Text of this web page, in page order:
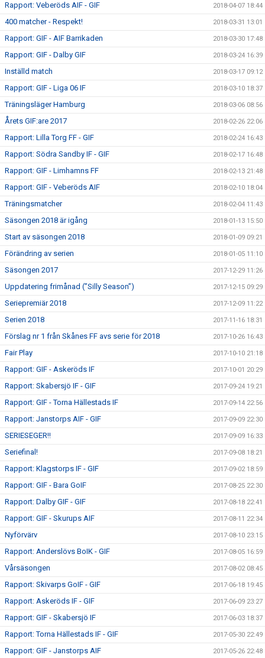
Rapport: Veberöds AIF - GIF 2018-04-07 18:44
400 matcher - Respekt! 2018-03-31 13:01
Rapport: GIF - AIF Barrikaden 2018-03-30 17:48
Rapport: GIF - Dalby GIF 2018-03-24 16:39
Inställd match 2018-03-17 09:12
Rapport: GIF - Liga 06 IF 2018-03-10 18:37
Träningsläger Hamburg 2018-03-06 08:56
Årets GIF:are 2017 2018-02-26 22:06
Rapport: Lilla Torg FF - GIF 2018-02-24 16:43
Rapport: Södra Sandby IF - GIF 2018-02-17 16:48
Rapport: GIF - Limhamns FF 2018-02-13 21:48
Rapport: GIF - Veberöds AIF 2018-02-10 18:04
Träningsmatcher 2018-02-04 11:43
Säsongen 2018 är igång 2018-01-13 15:50
Start av säsongen 2018 2018-01-09 09:21
Förändring av serien 2018-01-05 11:10
Säsongen 2017 2017-12-29 11:26
Uppdatering frimånad (”Silly Season”) 2017-12-15 09:29
Seriepremiär 2018 2017-12-09 11:22
Serien 2018 2017-11-16 18:31
Förslag nr 1 från Skånes FF avs serie för 2018 2017-10-26 16:43
Fair Play 2017-10-10 21:18
Rapport: GIF - Askeröds IF 2017-10-01 20:29
Rapport: Skabersjö IF - GIF 2017-09-24 19:21
Rapport: GIF - Torna Hällestads IF 2017-09-14 22:56
Rapport: Janstorps AIF - GIF 2017-09-09 22:30
SERIESEGER!! 2017-09-09 16:33
Seriefinal! 2017-09-08 18:21
Rapport: Klagstorps IF - GIF 2017-09-02 18:59
Rapport: GIF - Bara GoIF 2017-08-25 22:30
Rapport: Dalby GIF - GIF 2017-08-18 22:41
Rapport: GIF - Skurups AIF 2017-08-11 22:34
Nyförvärv 2017-08-10 23:15
Rapport: Anderslövs BoIK - GIF 2017-08-05 16:59
Vårsäsongen 2017-08-02 08:45
Rapport: Skivarps GoIF - GIF 2017-06-18 19:45
Rapport: Askeröds IF - GIF 2017-06-09 23:27
Rapport: GIF - Skabersjö IF 2017-06-03 18:37
Rapport: Torna Hällestads IF - GIF 2017-05-30 22:49
Rapport: GIF - Janstorps AIF 2017-05-26 22:48